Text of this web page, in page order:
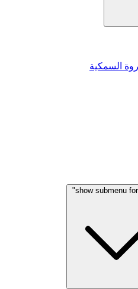
السمكية
show submenu for